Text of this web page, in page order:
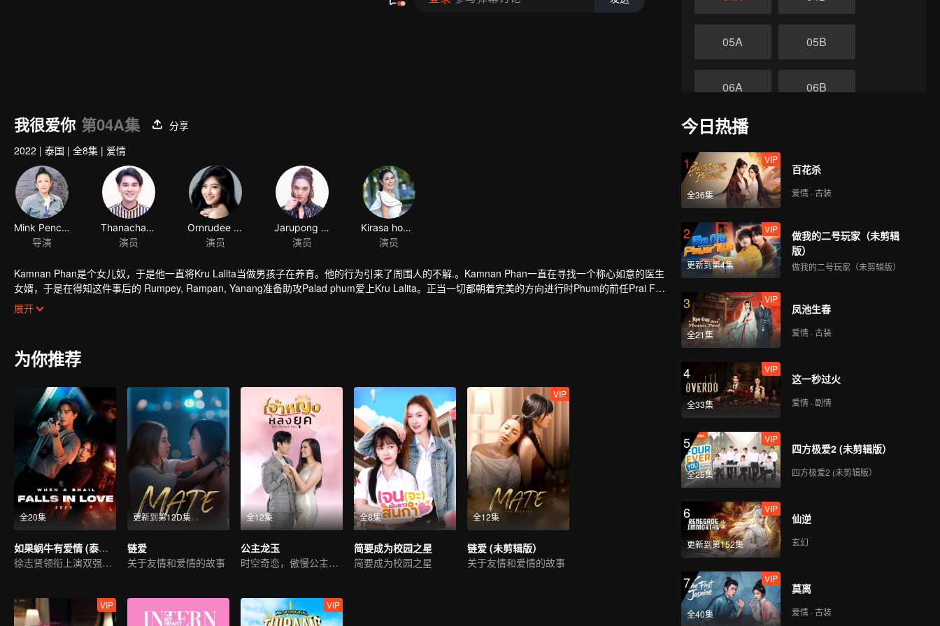
05A 05B
06A 06B
07A
08A 08B
我很爱你 第04A集
分享
2022 | 泰国 | 全8集 | 爱情
Mink Penchan Vongsomphet
导演
Thanachat Dulyachat
演员
Ornrudee Seanla
演员
Jarupong Kluaymai-ngam
演员
Kirasa homseang
演员
Kamnan Phan是个女儿奴，于是他一直将Kru Lalita当做男孩子在养育。他的行为引来了周围人的不解.。Kamnan Phan一直在寻找一个称心如意的医生
女婿，于是在得知这件事后的 Rumpey, Rampan, Yanang准备助攻Palad phum爱上Kru Lalita。正当一切都朝着完美的方向进行时Phum的前任Prai Fah
回来了，而此时她身边已有帅气多金的老公Tide。Tide决定要解决任何来纠缠自己女人的人...
展开
为你推荐
全20集
如果蜗牛有爱情 (泰国版)
徐志贤领衔上演双强探案
更新到第12D集
链爱
关于友情和爱情的故事
全12集
公主龙玉
时空奇恋，傲慢公主情牵异代
全8集
简要成为校园之星
简要成为校园之星
全12集
VIP
链爱 (未剪辑版）
关于友情和爱情的故事
VIP VIP
今日热播
1
全36集
VIP
百花杀
爱情 · 古装
2
更新到第4集
VIP
做我的二号玩家（未剪辑
版）
做我的二号玩家（未剪辑版）
3
全21集
VIP
凤池生春
爱情 · 古装
4
全33集
VIP
这一秒过火
爱情 · 剧情
5
全25集
VIP
四方极爱2 (未剪辑版）
四方极爱2 (未剪辑版）
6
更新到第152集
VIP
仙逆
玄幻
7
全40集
VIP
莫离
爱情 · 古装